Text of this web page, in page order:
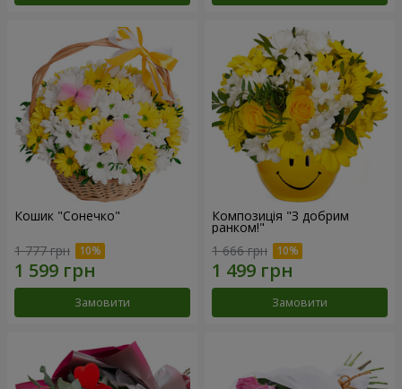
Кошик "Сонечко"
1 777 грн
Замовити
Композиція "З добрим
ранком!"
1 666 грн
Замовити